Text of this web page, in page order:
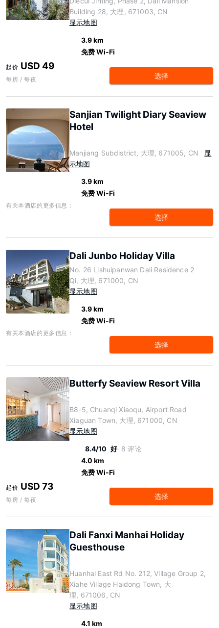
Building 28, 大理, 671003, CN
显示地图
3.9 km
免费 Wi-Fi
起价 USD 49
每房 / 每夜 选择
Sanjian Twilight Diary Seaview
Hotel
Manjiang Subdistrict, 大理, 671005, CN
显
示地图
3.9 km
免费 Wi-Fi
有关本酒店的更多信息：
选择
Dali Junbo Holiday Villa
No. 26 Lishuipanwan Dali Residence 2
Qi, 大理, 671000, CN
显示地图
3.9 km
免费 Wi-Fi
有关本酒店的更多信息：
选择
Butterfy Seaview Resort Villa
B8-5, Chuanqi Xiaoqu, Airport Road
Xiaguan Town, 大理, 671000, CN
显示地图
8.4/10 好 8 评论
4.0 km
免费 Wi-Fi
起价 USD 73
每房 / 每夜 选择
Dali Fanxi Manhai Holiday
Guesthouse
Huanhai East Rd No. 212, Village Group 2,
Xiahe Village Haidong Town, 大
理, 671006, CN
显示地图
4.1 km